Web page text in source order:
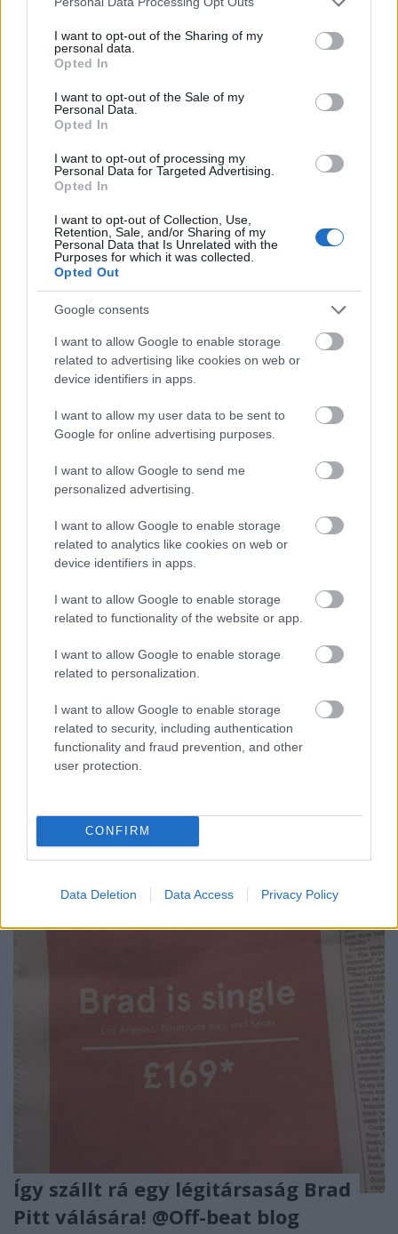
not limited to your visit or usage behaviour. You may click to
grant or deny consent to Google and its third-party tags to
use your data for below specified purposes in below Google
consent section.
I want to opt-out of the Sharing of my
personal data.
Opted In
I want to opt-out of the Sale of my
Personal Data.
Opted In
I want to opt-out of processing my
Personal Data for Targeted Advertising.
Opted In
I want to opt-out of Collection, Use,
Retention, Sale, and/or Sharing of my
Personal Data that Is Unrelated with the
Purposes for which it was collected.
Opted Out
Google consents
I want to allow Google to enable storage
related to advertising like cookies on web or
device identifiers in apps.
I want to allow my user data to be sent to
Google for online advertising purposes.
I want to allow Google to send me
personalized advertising.
I want to allow Google to enable storage
related to analytics like cookies on web or
device identifiers in apps.
I want to allow Google to enable storage
related to functionality of the website or app.
I want to allow Google to enable storage
related to personalization.
I want to allow Google to enable storage
related to security, including authentication
functionality and fraud prevention, and other
user protection.
CONFIRM
Data Deletion Data Access Privacy Policy
Amikor a férfi prostit keres a neten,
de nagyon meglepődik
Tetszem Neked, szeretnél még látni rólam képeket?
" - érkezik a kérdés kattintás után a Girls of Paradise
nevű oldalon chatjén a ...
A VÁLASZTÁS a Tied, visszafelé is!
Fodor Tomi• 2016. szeptember 27.
Ha valamit igazán akarsz, akkor azért küzdeni fogsz.
Mi lehet annyira fontos és egyben gyönyörű, hogy
érte végzetes harcba keveredj egy másik ...
Így szállt rá egy légitársaság Brad
Pitt válására! @Off-beat blog